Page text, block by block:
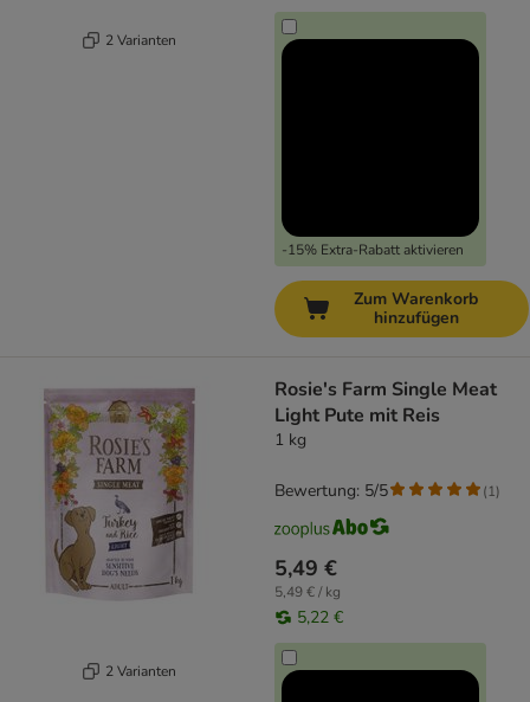
2 Varianten
-15% Extra-Rabatt aktivieren
Zum Warenkorb
hinzufügen
2 Varianten
Rosie's Farm Single Meat
Light Pute mit Reis
1 kg
5,49 €
5,49 € / kg
5,22 €
Bewertung: 5/5 (1)